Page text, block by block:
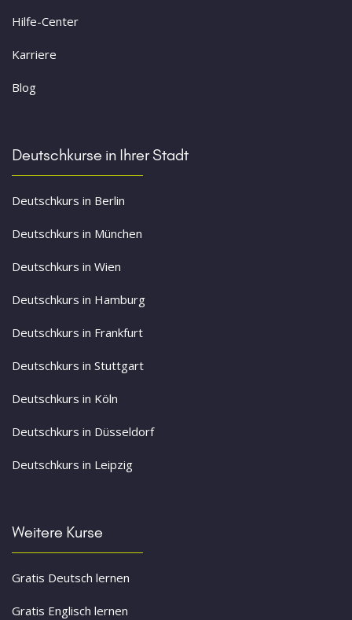
Hilfe-Center
Karriere
Blog
Deutschkurse in Ihrer Stadt
Deutschkurs in Berlin
Deutschkurs in München
Deutschkurs in Wien
Deutschkurs in Hamburg
Deutschkurs in Frankfurt
Deutschkurs in Stuttgart
Deutschkurs in Köln
Deutschkurs in Düsseldorf
Deutschkurs in Leipzig
Weitere Kurse
Gratis Deutsch lernen
Gratis Englisch lernen